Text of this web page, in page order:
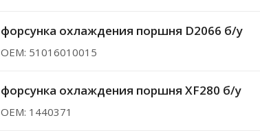
форсунка охлаждения поршня D2066 б/у
ОЕМ: 51016010015
форсунка охлаждения поршня XF280 б/у
ОЕМ: 1440371